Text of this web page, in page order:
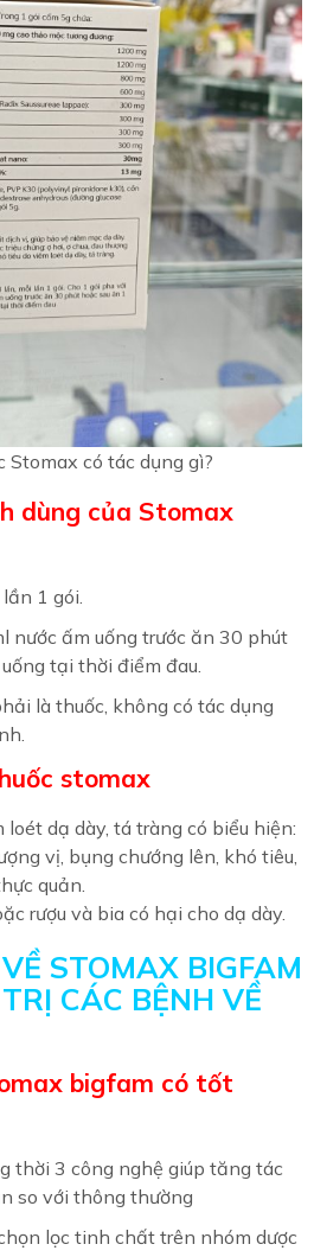
Stomax có tác dụng gì?
dùng của Stomax
1 gói.
nước ấm uống trước ăn 30 phút
tại thời điểm đau.
là thuốc, không có tác dụng
stomax
dạ dày, tá tràng có biểu hiện:
vị, bụng chướng lên, khó tiêu,
quản.
rượu và bia có hại cho dạ dày.
STOMAX BIGFAM
CÁC BỆNH VỀ
bigfam có tốt
thời 3 công nghệ giúp tăng tác
so với thông thường
lọc tinh chất trên nhóm dược